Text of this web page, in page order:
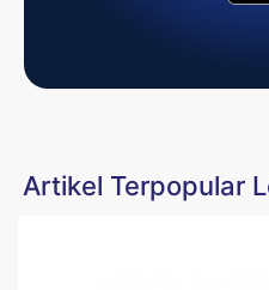
Artikel Terpopular